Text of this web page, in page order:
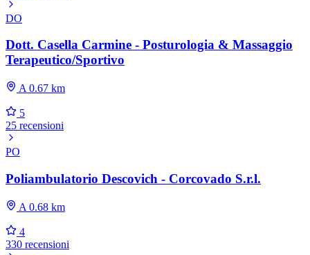
DO
Dott. Casella Carmine - Posturologia & Massaggio
Terapeutico/Sportivo
A 0.67 km
5
25 recensioni
PO
Poliambulatorio Descovich - Corcovado S.r.l.
A 0.68 km
4
330 recensioni